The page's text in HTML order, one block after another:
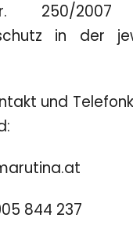
250/
in der
und
844 237